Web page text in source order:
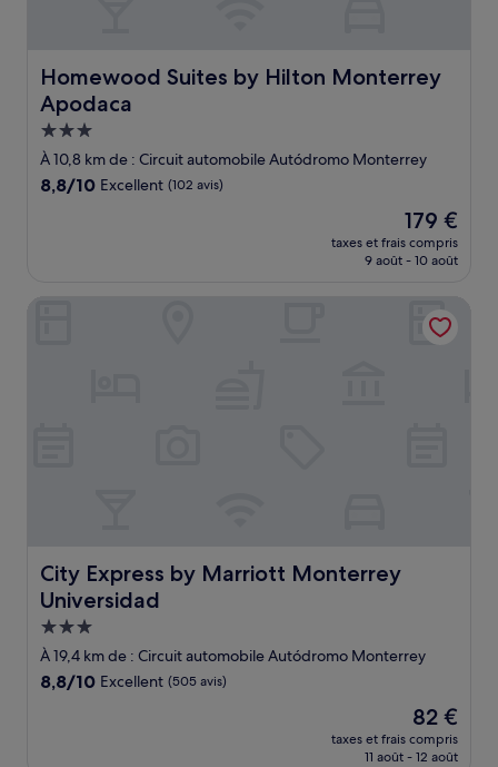
Homewood Suites by Hilton Monterrey
Apodaca
Homewood Suites by Hilton Monterrey Apodaca
Hébergement
3.0 étoiles
À 10,8 km de : Circuit automobile Autódromo Monterrey
8.8
8,8/10 Excellent (102 avis)
Le
nouveau
prix
de
179 €
179 €
taxes et frais compris
9 août - 10 août
City Express by Marriott Monterrey
Universidad
City Express by Marriott Monterrey Universidad
Hébergement
3.0 étoiles
À 19,4 km de : Circuit automobile Autódromo Monterrey
8.8
8,8/10 Excellent (505 avis)
Le
nouveau
prix
82 €
taxes et frais compris
11 août - 12 août